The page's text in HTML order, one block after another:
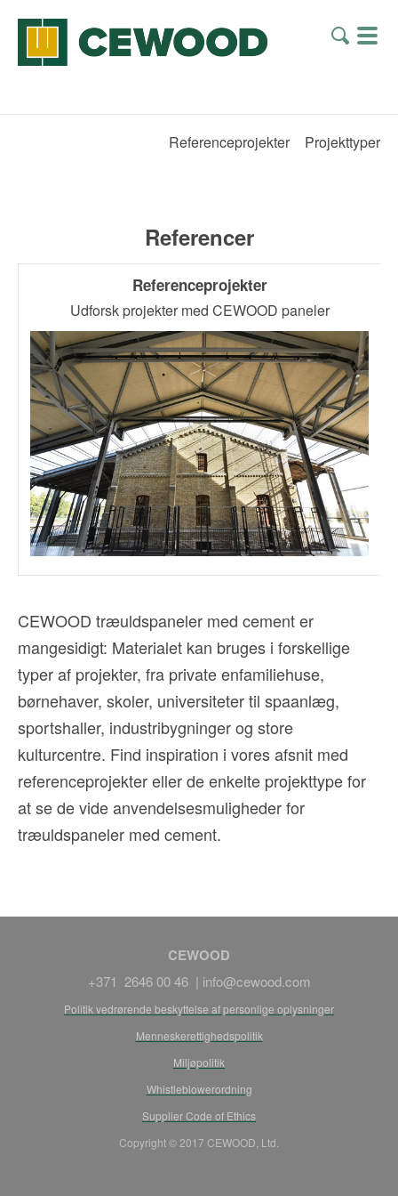
Referenceprojekter Projekttyper
Referencer
Referenceprojekter
Udforsk projekter med CEWOOD paneler
CEWOOD træuldspaneler med cement er
mangesidigt: Materialet kan bruges i forskellige
typer af projekter, fra private enfamiliehuse,
børnehaver, skoler, universiteter til spaanlæg,
sportshaller, industribygninger og store
kulturcentre. Find inspiration i vores afsnit med
referenceprojekter eller de enkelte projekttype for
at se de vide anvendelsesmuligheder for
træuldspaneler med cement.
CEWOOD
+371 2646 00 46 | info@cewood.com
Politik vedrørende beskyttelse af personlige oplysninger
Menneskerettighedspolitik
Miljøpolitik
Whistleblowerordning
Supplier Code of Ethics
Copyright © 2017 CEWOOD, Ltd.